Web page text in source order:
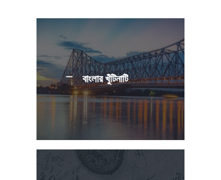
বাংলার খুঁটিনাটি